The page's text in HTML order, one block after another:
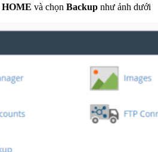
HOME và chọn Backup như ảnh dưới